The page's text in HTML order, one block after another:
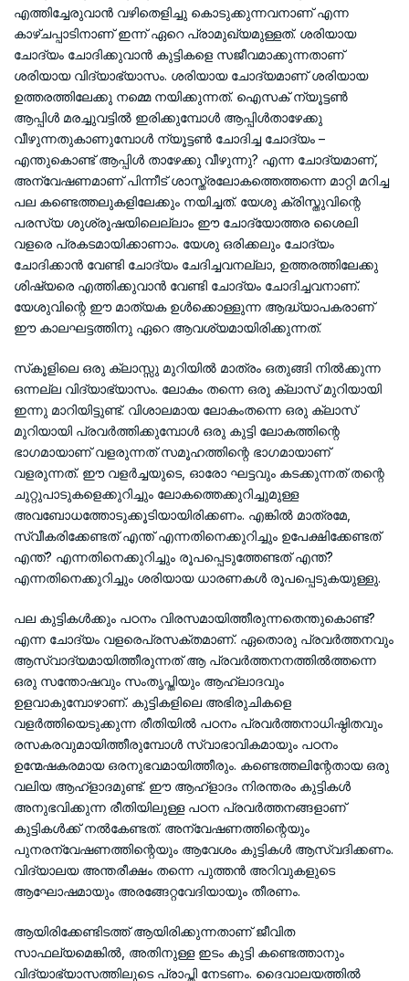
എത്തിച്ചേരുവാന്‍ വഴിതെളിച്ചു കൊടുക്കുന്നവനാണ് എന്ന
കാഴ്ചപ്പാടിനാണ് ഇന്ന് ഏറെ പ്രാമുഖ്യമുള്ളത്. ശരിയായ
ചോദ്യം ചോദിക്കുവാന്‍ കുട്ടികളെ സജീവമാക്കുന്നതാണ്
ശരിയായ വിദ്യാഭ്യാസം. ശരിയായ ചോദ്യമാണ് ശരിയായ
ഉത്തരത്തിലേക്കു നമ്മെ നയിക്കുന്നത്. ഐസക് ന്യൂട്ടണ്‍
ആപ്പിള്‍ മരച്ചുവട്ടില്‍ ഇരിക്കുമ്പോള്‍ ആപ്പിള്‍താഴേക്കു
വീഴുന്നതുകാണുമ്പോള്‍ ന്യൂട്ടണ്‍ ചോദിച്ച ചോദ്യം –
എന്തുകൊണ്ട് ആപ്പിള്‍ താഴേക്കു വീഴുന്നു? എന്ന ചോദ്യമാണ്,
അന്വേഷണമാണ് പിന്നീട് ശാസ്ത്രലോകത്തെത്തന്നെ മാറ്റി മറിച്ച
പല കണ്ടെത്തലുകളിലേക്കും നയിച്ചത്. യേശു ക്രിസ്തുവിന്റെ
പരസ്യ ശുശ്രൂഷയിലെല്ലാം ഈ ചോദ്യോത്തര ശൈലി
വളരെ പ്രകടമായിക്കാണാം. യേശു ഒരിക്കലും ചോദ്യം
ചോദിക്കാന്‍ വേണ്ടി ചോദ്യം ചേദിച്ചവനല്ലാ, ഉത്തരത്തിലേക്കു
ശിഷ്യരെ എത്തിക്കുവാന്‍ വേണ്ടി ചോദ്യം ചോദിച്ചവനാണ്.
യേശുവിന്റെ ഈ മാത്യക ഉള്‍ക്കൊള്ളുന്ന ആദ്ധ്യാപകരാണ്
ഈ കാലഘട്ടത്തിനു ഏറെ ആവശ്യമായിരിക്കുന്നത്.
സ്‌കൂളിലെ ഒരു ക്ലാസ്സു മുറിയില്‍ മാത്രം ഒതുങ്ങി നില്‍ക്കുന്ന
ഒന്നല്ല വിദ്യാഭ്യാസം. ലോകം തന്നെ ഒരു ക്ലാസ് മുറിയായി
ഇന്നു മാറിയിട്ടുണ്ട്. വിശാലമായ ലോകംതന്നെ ഒരു ക്ലാസ്
മുറിയായി പ്രവര്‍ത്തിക്കുമ്പോള്‍ ഒരു കുട്ടി ലോകത്തിന്റെ
ഭാഗമായാണ് വളരുന്നത് സമൂഹത്തിന്റെ ഭാഗമായാണ്
വളരുന്നത്. ഈ വളര്‍ച്ചയുടെ, ഓരോ ഘട്ടവും കടക്കുന്നത് തന്റെ
ചുറ്റുപാടുകളെക്കുറിച്ചും ലോകത്തെക്കുറിച്ചുമുള്ള
അവബോധത്തോടുക്കൂടിയായിരിക്കണം. എങ്കില്‍ മാത്രമേ,
സ്വീകരിക്കേണ്ടത് എന്ത് എന്നതിനെക്കുറിച്ചും ഉപേക്ഷിക്കേണ്ടത്
എന്ത്? എന്നതിനെക്കുറിച്ചും രൂപപ്പെടുത്തേണ്ടത് എന്ത്?
എന്നതിനെക്കുറിച്ചും ശരിയായ ധാരണകള്‍ രൂപപ്പെടുകയുള്ളു.
പല കുട്ടികള്‍ക്കും പഠനം വിരസമായിത്തീരുന്നതെന്തുകൊണ്ട്?
എന്ന ചോദ്യം വളരെപ്രസക്തമാണ്. ഏതൊരു പ്രവര്‍ത്തനവും
ആസ്വാദ്യമായിത്തീരുന്നത് ആ പ്രവര്‍ത്തനനത്തില്‍ത്തന്നെ
ഒരു സന്തോഷവും സംതൃപ്തിയും ആഹ്ലാദവും
ഉളവാകുമ്പോഴാണ്. കുട്ടികളിലെ അഭിരുചികളെ
വളര്‍ത്തിയെടുക്കുന്ന രീതിയില്‍ പഠനം പ്രവര്‍ത്തനാധിഷ്ഠിതവും
രസകരവുമായിത്തീരുമ്പോള്‍ സ്വാഭാവികമായും പഠനം
ഉന്മേഷകരമായ ഒരനുഭവമായിത്തീരും. കണ്ടെത്തലിന്റേതായ ഒരു
വലിയ ആഹ്‌ളാദമുണ്ട്. ഈ ആഹ്‌ളാദം നിരന്തരം കുട്ടികള്‍
അനുഭവിക്കുന്ന രീതിയിലുള്ള പഠന പ്രവര്‍ത്തനങ്ങളാണ്
കുട്ടികള്‍ക്ക് നല്‍കേണ്ടത്. അന്വേഷണത്തിന്റെയും
പുനരന്വേഷണത്തിന്റെയും ആവേശം കുട്ടികള്‍ ആസ്വദിക്കണം.
വിദ്യാലയ അന്തരീക്ഷം തന്നെ പുത്തന്‍ അറിവുകളുടെ
ആഘോഷമായും അരങ്ങേറ്റവേദിയായും തീരണം.
ആയിരിക്കേണ്ടിടത്ത് ആയിരിക്കുന്നതാണ് ജീവിത
സാഫല്യമെങ്കില്‍, അതിനുള്ള ഇടം കുട്ടി കണ്ടെത്താനും
വിദ്യാഭ്യാസത്തിലുടെ പ്രാപ്തി നേടണം. ദൈവാലയത്തില്‍